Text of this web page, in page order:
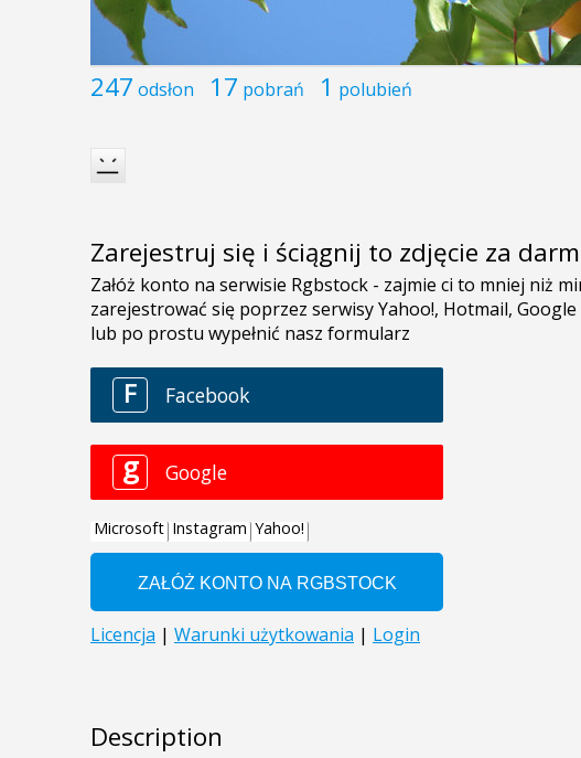
247 odsłon 17 pobrań 1 polubień
Zarejestruj się i ściągnij to zdjęcie za
Description